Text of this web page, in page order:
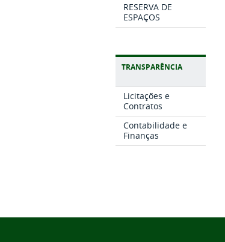
RESERVA DE
ESPAÇOS
TRANSPARÊNCIA
Licitações e
Contratos
Contabilidade e
Finanças